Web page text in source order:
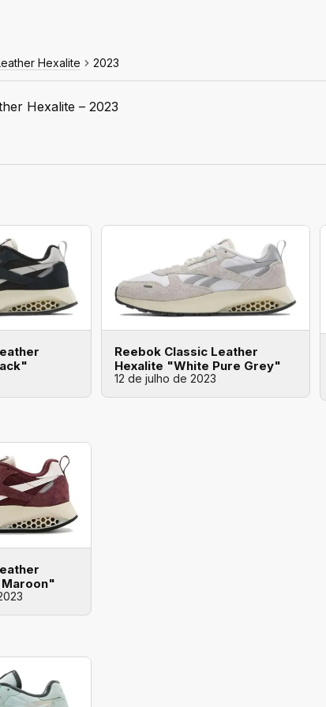
Hexalite 2023
Hexalite – 2023
Reebok Classic Leather
Hexalite "White Pure Grey"
12 de julho de 2023